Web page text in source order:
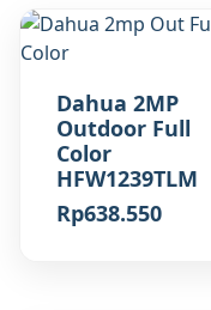
Dahua 2MP
Outdoor Full
Color
HFW1239TLM
Rp638.550